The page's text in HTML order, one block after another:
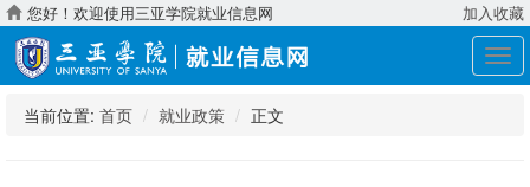
您好！欢迎使用三亚学院就业信息网 加入收藏
展
开
当前位置: 首页 就业政策 正文